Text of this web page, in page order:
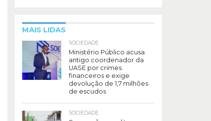
MAIS LIDAS
SOCIEDADE
Ministério Público acusa
antigo coordenador da
UASE por crimes
financeiros e exige
devolução de 1,7 milhões
de escudos
SOCIEDADE